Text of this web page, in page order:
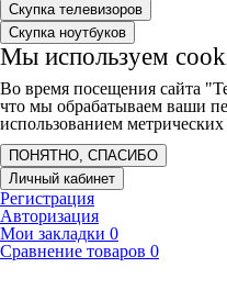
Скупка телевизоров
Скупка ноутбуков
Мы используем
Во время посещения сайта
что мы обрабатываем ваши
использованием
ПОНЯТНО, СПАСИБО
Личный кабинет
Регистрация
Авторизация
Мои закладки 0
Сравнение товаров 0